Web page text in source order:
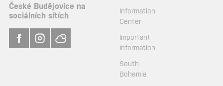
České Budějovice na
sociálních sítích
Information
Center
Important
information
South
Bohemia